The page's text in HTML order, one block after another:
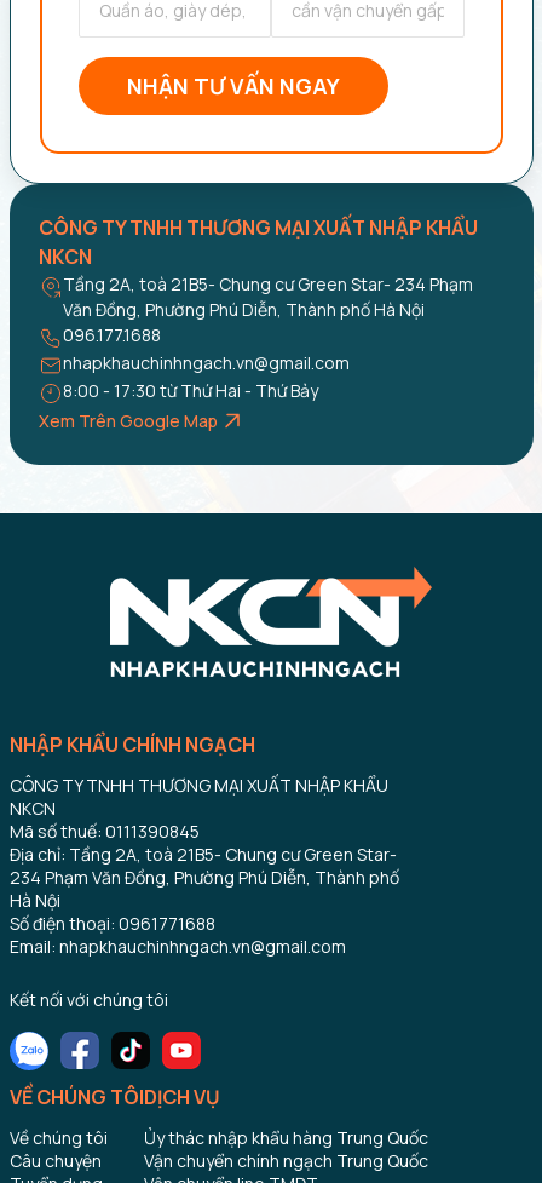
CÔNG TY TNHH THƯƠNG MẠI XUẤT NHẬP KHẨU
NKCN
Tầng 2A, toà 21B5- Chung cư Green Star- 234 Phạm
Văn Đồng, Phường Phú Diễn, Thành phố Hà Nội
096.177.1688
nhapkhauchinhngach.vn@gmail.com
8:00 - 17:30 từ Thứ Hai - Thứ Bảy
Xem Trên Google Map
NHẬN TƯ VẤN NGAY
NHẬP KHẨU CHÍNH NGẠCH
CÔNG TY TNHH THƯƠNG MẠI XUẤT NHẬP KHẨU
NKCN
Mã số thuế: 0111390845
Địa chỉ: Tầng 2A, toà 21B5- Chung cư Green Star-
234 Phạm Văn Đồng, Phường Phú Diễn, Thành phố
Hà Nội
Số điện thoại: 0961771688
Email: nhapkhauchinhngach.vn@gmail.com
Kết nối với chúng tôi
VỀ CHÚNG TÔI
Về chúng tôi
Câu chuyện
DỊCH VỤ
Ủy thác nhập khẩu hàng Trung Quốc
Vận chuyển chính ngạch Trung Quốc